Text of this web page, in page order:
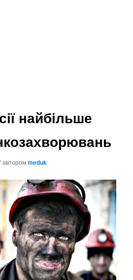
найбільше
авторомmeduk